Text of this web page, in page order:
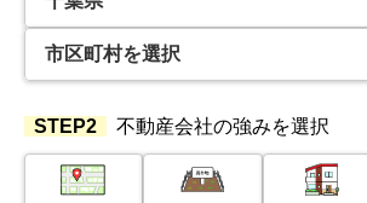
STEP2 不動産会社の強みを選択